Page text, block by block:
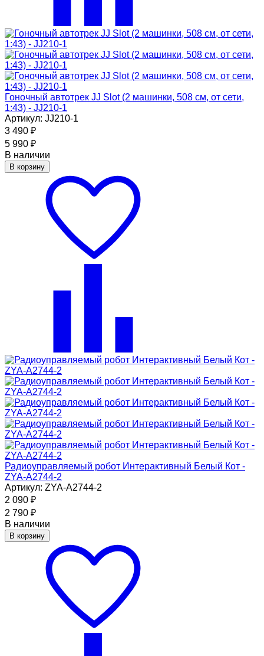
Гоночный автотрек JJ Slot (2 машинки, 508 см, от сети,
1:43) - JJ210-1
Артикул: JJ210-1
3 490 ₽
5 990 ₽
В наличии
В корзину
Радиоуправляемый робот Интерактивный Белый Кот -
ZYA-A2744-2
Артикул: ZYA-A2744-2
2 090 ₽
2 790 ₽
В наличии
В корзину